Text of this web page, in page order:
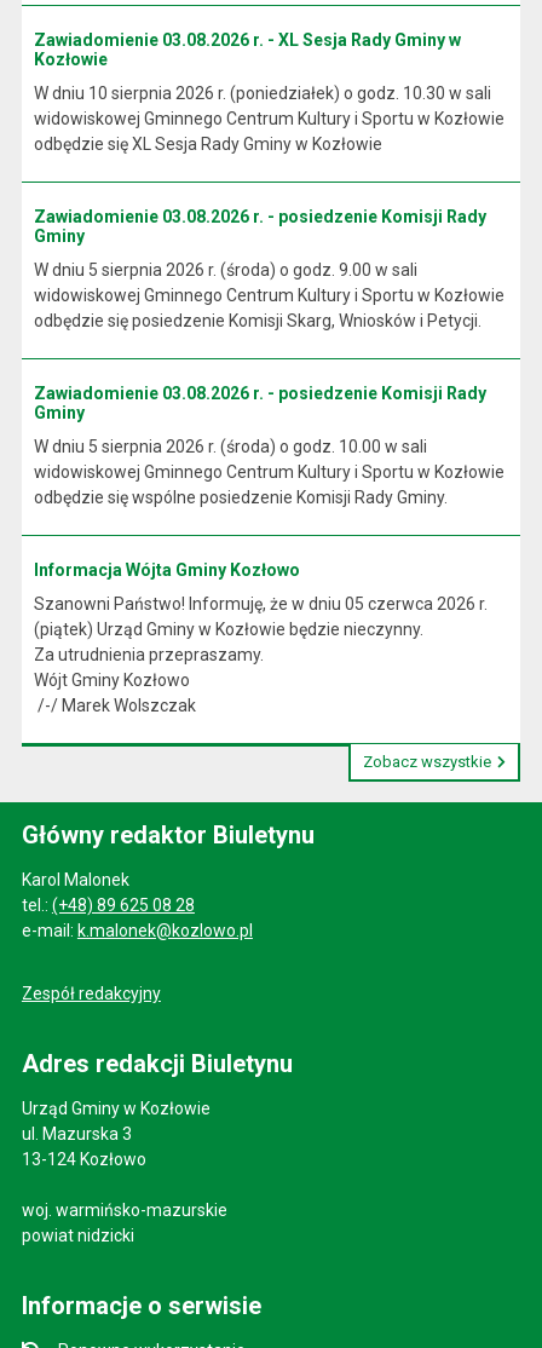
Zawiadomienie 03.08.2026 r. - XL Sesja Rady Gminy w
Kozłowie
W dniu 10 sierpnia 2026 r. (poniedziałek) o godz. 10.30 w sali
widowiskowej Gminnego Centrum Kultury i Sportu w Kozłowie
odbędzie się XL Sesja Rady Gminy w Kozłowie
Zawiadomienie 03.08.2026 r. - posiedzenie Komisji Rady
Gminy
W dniu 5 sierpnia 2026 r. (środa) o godz. 9.00 w sali
widowiskowej Gminnego Centrum Kultury i Sportu w Kozłowie
odbędzie się posiedzenie Komisji Skarg, Wniosków i Petycji.
Zawiadomienie 03.08.2026 r. - posiedzenie Komisji Rady
Gminy
W dniu 5 sierpnia 2026 r. (środa) o godz. 10.00 w sali
widowiskowej Gminnego Centrum Kultury i Sportu w Kozłowie
odbędzie się wspólne posiedzenie Komisji Rady Gminy.
Informacja Wójta Gminy Kozłowo
Szanowni Państwo! Informuję, że w dniu 05 czerwca 2026 r.
(piątek) Urząd Gminy w Kozłowie będzie nieczynny.
Za utrudnienia przepraszamy.
Wójt Gminy Kozłowo
/-/ Marek Wolszczak
Zobacz wszystkie
Główny redaktor Biuletynu
Karol Malonek
tel.: (+48) 89 625 08 28
e-mail: k.malonek@kozlowo.pl
Zespół redakcyjny
Adres redakcji Biuletynu
Urząd Gminy w Kozłowie
ul. Mazurska 3
13-124 Kozłowo
woj. warmińsko-mazurskie
powiat nidzicki
Informacje o serwisie